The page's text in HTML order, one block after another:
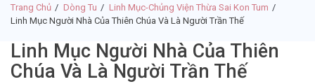
Trang Chủ Dòng Tu
Linh Mục-Chủng Viện Thừa Sai Kon Tum
Linh Mục Người Nhà Của Thiên Chúa Và Là Người Trần Thế
Linh Mục Người Nhà Của Thiên
Chúa Và Là Người Trần Thế